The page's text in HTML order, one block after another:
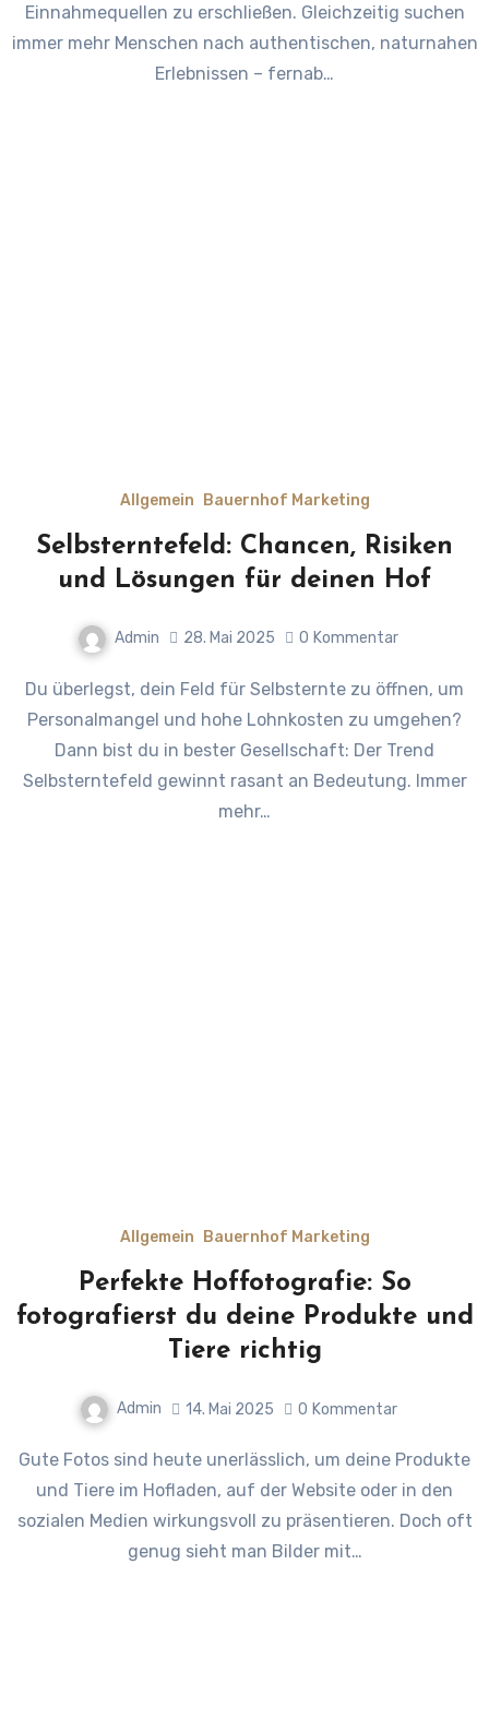
Einnahmequellen zu erschließen. Gleichzeitig suchen
immer mehr Menschen nach authentischen, naturnahen
Erlebnissen – fernab…
Allgemein Bauernhof Marketing
Selbsterntefeld: Chancen, Risiken
und Lösungen für deinen Hof
Admin 28. Mai 2025 0 Kommentar
Du überlegst, dein Feld für Selbsternte zu öffnen, um
Personalmangel und hohe Lohnkosten zu umgehen?
Dann bist du in bester Gesellschaft: Der Trend
Selbsterntefeld gewinnt rasant an Bedeutung. Immer
mehr…
Allgemein Bauernhof Marketing
Perfekte Hoffotografie: So
fotografierst du deine Produkte und
Tiere richtig
Admin 14. Mai 2025 0 Kommentar
Gute Fotos sind heute unerlässlich, um deine Produkte
und Tiere im Hofladen, auf der Website oder in den
sozialen Medien wirkungsvoll zu präsentieren. Doch oft
genug sieht man Bilder mit…